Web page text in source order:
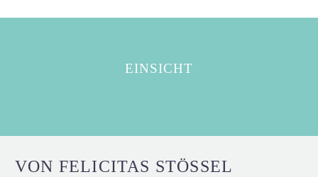
EINSICHT
VON FELICITAS STÖSSEL